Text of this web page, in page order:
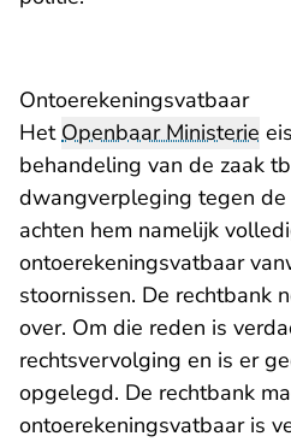
Ontoerekeningsvatbaar
HetOpenbaar Ministerie
behandeling van de zaak
dwangverpleging tegen de
achten hem namelijk
ontoerekeningsvatbaar
stoornissen. De rechtbank
over. Om die reden is
rechtsvervolging en is er
opgelegd. De rechtbank
ontoerekeningsvatbaar is